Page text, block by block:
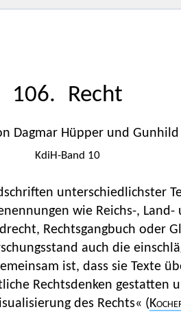
106. Recht
Dagmar Hüpper und
KdiH-Band 10
unterschiedlichster
wie Reichs-,
Rechtsgangbuch oder
auch die
ist, dass sie Texte
Rechtsdenken gestatten
des Rechts« (